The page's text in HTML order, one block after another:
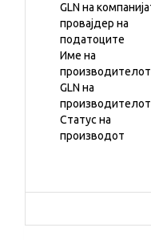
GLN на
провајдер на
податоците
Име на
производителот
GLN на
производителот
Статус на
производот